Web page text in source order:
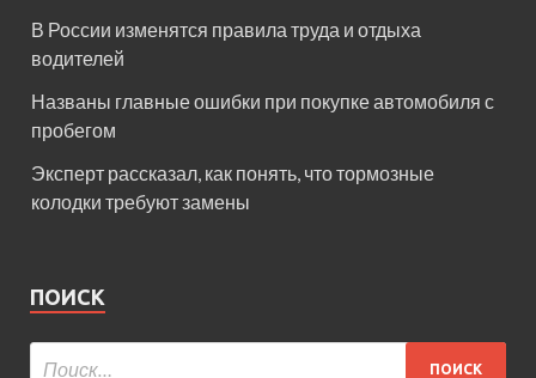
В России изменятся правила труда и отдыха
водителей
Названы главные ошибки при покупке автомобиля с
пробегом
Эксперт рассказал, как понять, что тормозные
колодки требуют замены
ПОИСК